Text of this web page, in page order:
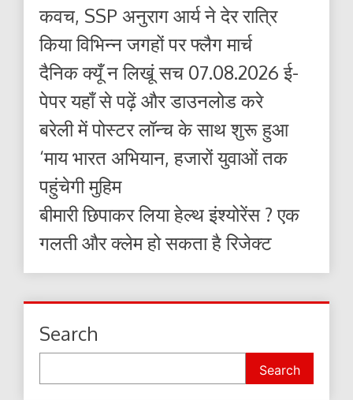
कवच, SSP अनुराग आर्य ने देर रात्रि
किया विभिन्न जगहों पर फ्लैग मार्च
दैनिक क्यूँ न लिखूं सच 07.08.2026 ई-
पेपर यहाँ से पढ़ें और डाउनलोड करे
बरेली में पोस्टर लॉन्च के साथ शुरू हुआ
‘माय भारत अभियान, हजारों युवाओं तक
पहुंचेगी मुहिम
बीमारी छिपाकर लिया हेल्थ इंश्योरेंस ? एक
गलती और क्लेम हो सकता है रिजेक्ट
Search
Search